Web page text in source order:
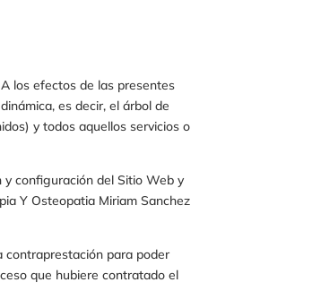
los efectos de las presentes
es decir, el árbol de
y todos aquellos servicios o
y configuración del Sitio Web y
Y Osteopatia Miriam Sanchez
contraprestación para poder
que hubiere contratado el